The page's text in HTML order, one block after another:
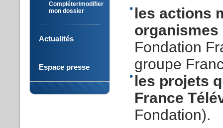
Compléter/modifier
mon dossier
Actualités
Espace presse
les actions
organismes
Fondation
groupe
les projets
France
Fondation).